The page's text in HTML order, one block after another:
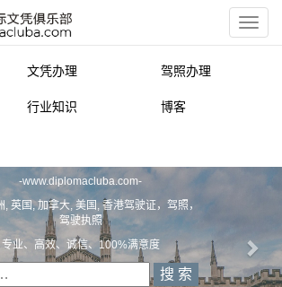
文凭办理 驾照办理
行业知识 博客
-www.diplomacluba.com-
, 英国, 加拿大, 美国, 香港驾驶证，驾照，
驾驶执照
专业、高效、诚信、100%满意度